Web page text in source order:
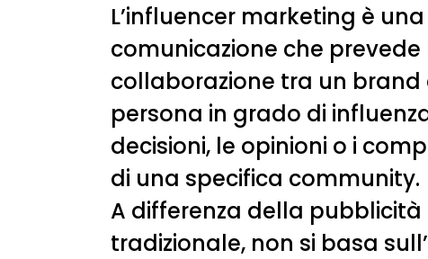
L’influencer marketing è
comunicazione che prevede
collaborazione tra un brand
persona in grado di
decisioni, le opinioni o i
di una specifica community.
A differenza della pubblicità
tradizionale, non si basa